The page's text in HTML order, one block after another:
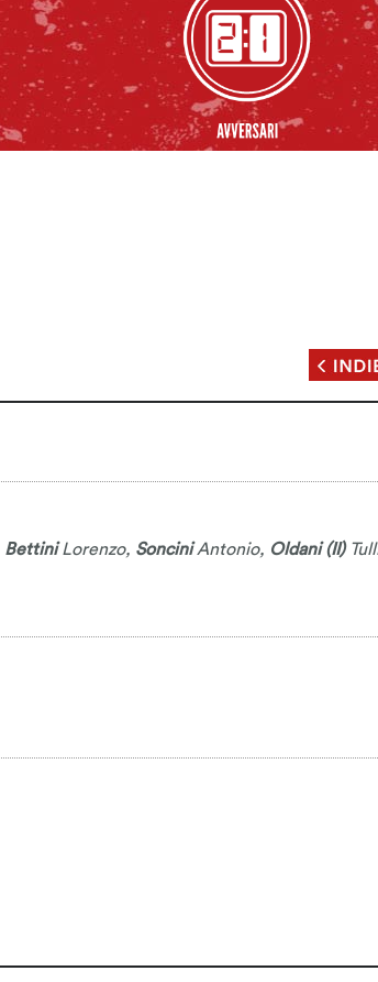
BettiniLorenzo, SonciniAntonio, Oldani (II)